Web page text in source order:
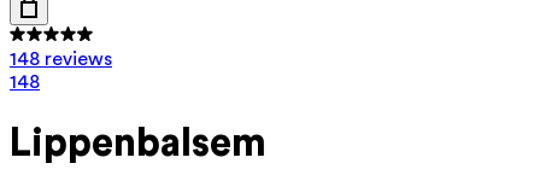
148 reviews
148
Lippenbalsem